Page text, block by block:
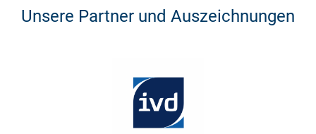
Unsere Partner und Auszeichnungen